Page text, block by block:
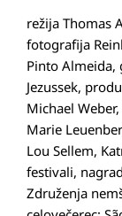
režija Thomas
fotografija
Pinto Almeida,
Jezussek,
Michael
Marie
Lou Sellem,
festivali,
Združenja